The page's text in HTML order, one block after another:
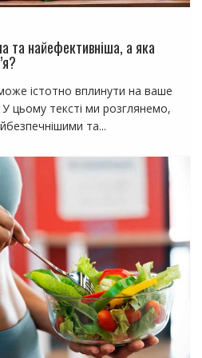
та найефективніша, а яка
істотно вплинути на ваше
цьому тексті ми розглянемо,
та...